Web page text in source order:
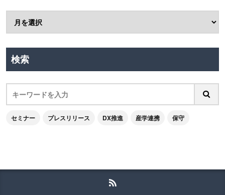
検索
セミナー プレスリリース DX推進 産学連携 保守